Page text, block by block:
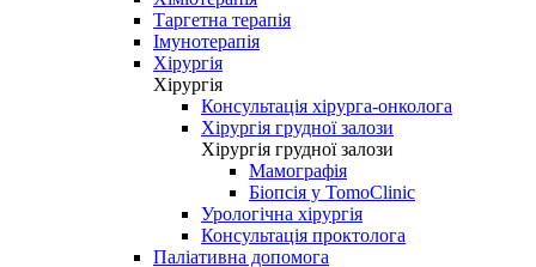
Таргетна терапія
Імунотерапія
Хірургія
Хірургія
Консультація хірурга-онколога
Хірургія грудної залози
Хірургія грудної залози
Мамографія
Біопсія у TomoClinic
Урологічна хірургія
Консультація проктолога
Паліативна допомога